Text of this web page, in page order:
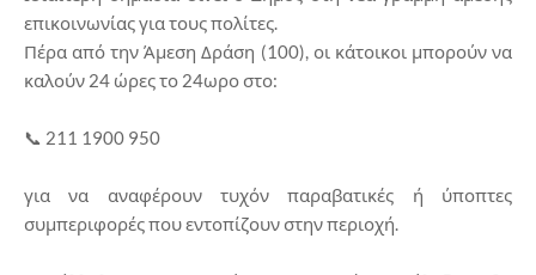
επικοινωνίας για τους πολίτες.
Πέρα από την Άμεση Δράση (100), οι κάτοικοι μπορούν να
καλούν 24 ώρες το 24ωρο στο:
📞 211 1900 950
για να αναφέρουν τυχόν παραβατικές ή ύποπτες
συμπεριφορές που εντοπίζουν στην περιοχή.